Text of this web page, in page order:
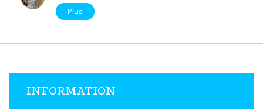
Plus
INFORMATION